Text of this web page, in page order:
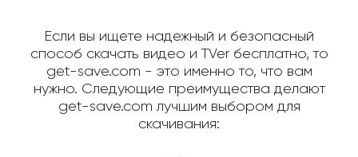
Если вы ищете надежный и безопасный
способ скачать видео и TVer бесплатно, то
get-save.com - это именно то, что вам
нужно. Следующие преимущества делают
get-save.com лучшим выбором для
скачивания: